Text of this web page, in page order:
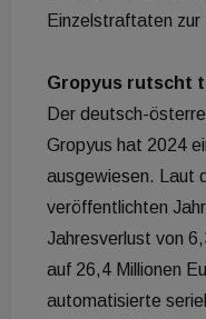
Einzelstraftaten
Gropyus rutscht
Der deutsch-
Gropyus hat 2024
ausgewiesen. Laut
veröffentlichten
Jahresverlust von
auf 26,4 Millionen
automatisierte